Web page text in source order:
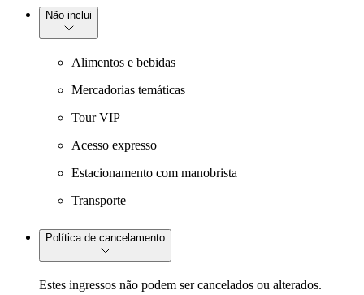
Não inclui
Alimentos e bebidas
Mercadorias temáticas
Tour VIP
Acesso expresso
Estacionamento com manobrista
Transporte
Política de cancelamento
Estes ingressos não podem ser cancelados ou alterados.